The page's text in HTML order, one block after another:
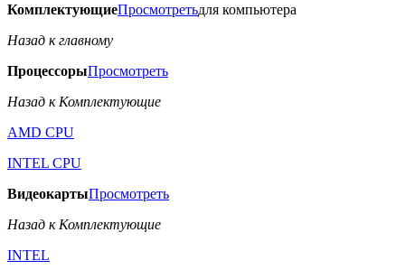
КомплектующиеПросмотретьдля компьютера
Назад к главному
ПроцессорыПросмотреть
Назад к Комплектующие
AMD CPU
INTEL CPU
ВидеокартыПросмотреть
Назад к Комплектующие
INTEL